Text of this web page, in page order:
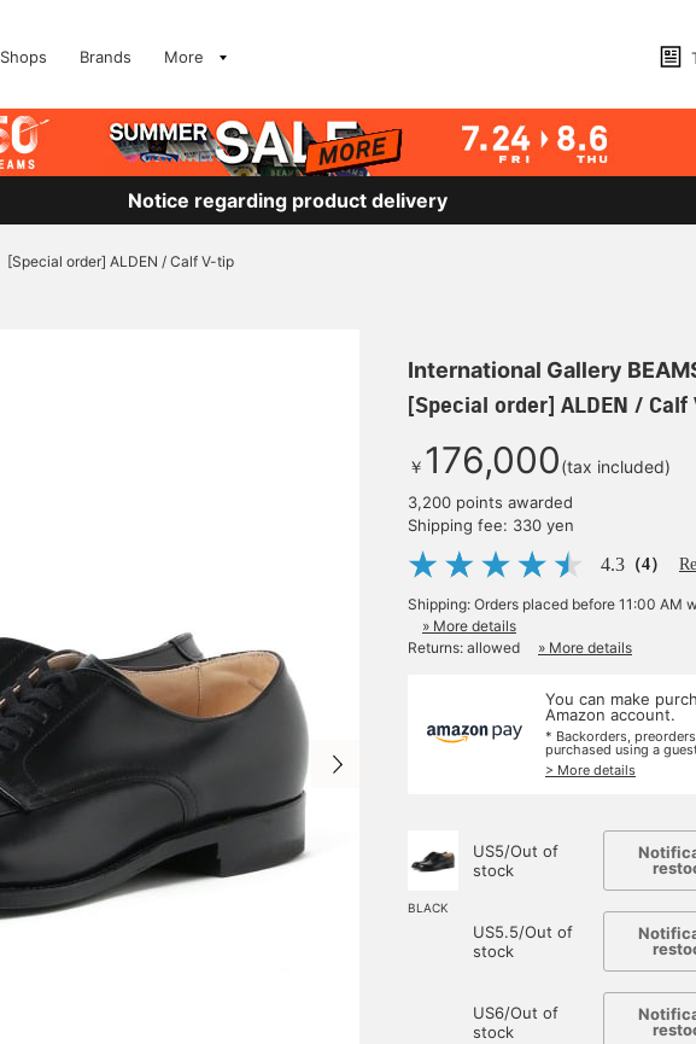
Shops Brands More
Notice regarding product delivery
[Special order] ALDEN / Calf V-tip
International Gallery
[Special order] ALDEN / Calf
￥ 176,000(tax included)
3,200 points awarded
Shipping fee: 330 yen
4.3 （4）
Shipping: Orders placed before 11:00 AM
» More details
Returns: allowed
» More details
You can make
Amazon account.
* Backorders,
purchased using a
> More details
BLACK
US5/Out of
stock
US5.5/Out of
stock
US6/Out of
stock